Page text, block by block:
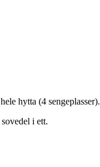
hytta (4 sengeplasser).
i ett.